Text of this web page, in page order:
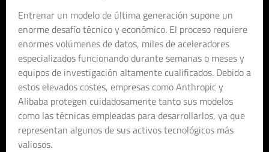
Entrenar un modelo de última generación supone un
enorme desafío técnico y económico. El proceso requiere
enormes volúmenes de datos, miles de aceleradores
especializados funcionando durante semanas o meses y
equipos de investigación altamente cualificados. Debido a
estos elevados costes, empresas como Anthropic y
Alibaba protegen cuidadosamente tanto sus modelos
como las técnicas empleadas para desarrollarlos, ya que
representan algunos de sus activos tecnológicos más
valiosos.